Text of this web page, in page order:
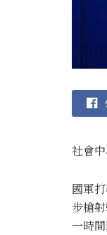
社會
國軍
步槍
一時